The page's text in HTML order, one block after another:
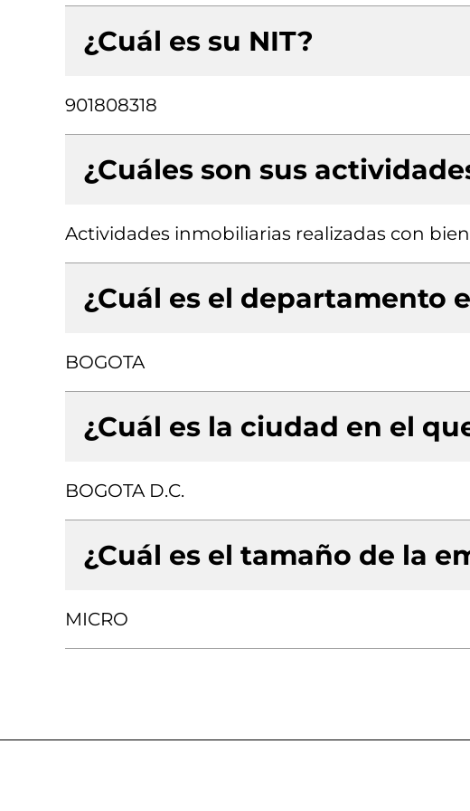
¿Cuál es su NIT?
901808318
¿Cuáles son sus
Actividades inmobiliarias realizadas con
¿Cuál es el departamento
BOGOTA
¿Cuál es la ciudad en el
BOGOTA D.C.
¿Cuál es el tamaño de la
MICRO